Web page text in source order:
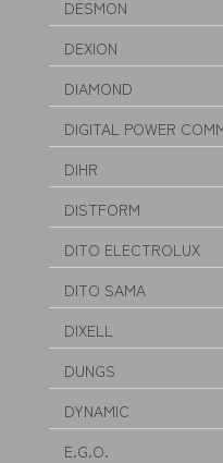
DESMON
DEXION
DIAMOND
DIGITAL POWER
DIHR
DISTFORM
DITO ELECTROLUX
DITO SAMA
DIXELL
DUNGS
DYNAMIC
E.G.O.